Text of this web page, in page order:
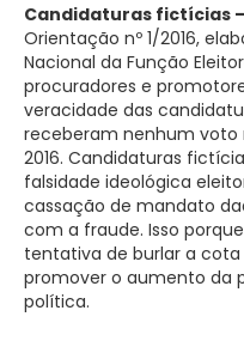
Candidaturas fictícias –
Orientação nº 1/2016,
Nacional da Função
procuradores e
veracidade das
receberam nenhum voto
2016. Candidaturas
falsidade ideológica
cassação de mandato
com a fraude. Isso
tentativa de burlar a cota
promover o aumento da
política.